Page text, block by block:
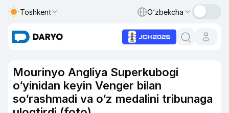
Toshkent O‘zbekcha
Mourinyo Angliya Superkubogi
o‘yinidan keyin Venger bilan
so‘rashmadi va o‘z medalini tribunaga